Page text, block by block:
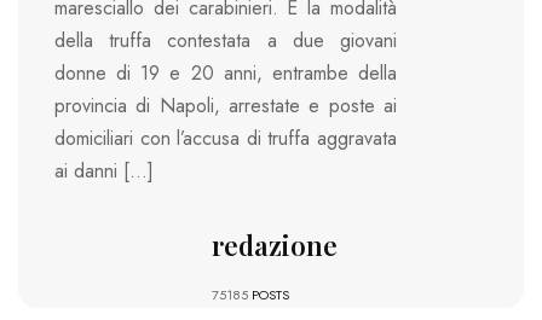
maresciallo dei carabinieri. È la modalità
della truffa contestata a due giovani
donne di 19 e 20 anni, entrambe della
provincia di Napoli, arrestate e poste ai
domiciliari con l’accusa di truffa aggravata
ai danni […]
redazione
75185 POSTS